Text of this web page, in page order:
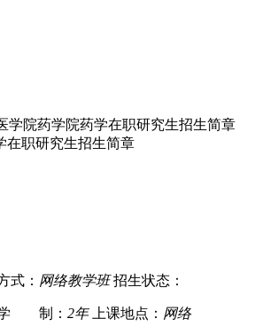
学院药学院药学在职研究生招生简章
在职研究生招生简章
式： 网络教学班 招生状态：
制： 2年 上课地点： 网络